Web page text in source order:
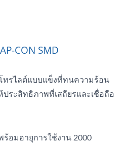
CON SMD
ทรไลต์แบบแข็งที่ทนความร้อน
ประสิทธิภาพที่เสถียรและเชื่อถือ
ร้อมอายุการใช้งาน 2000